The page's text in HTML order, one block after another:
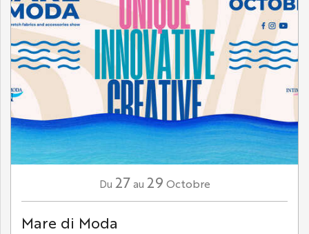
Du 27 au 29 Octobre
Mare di Moda